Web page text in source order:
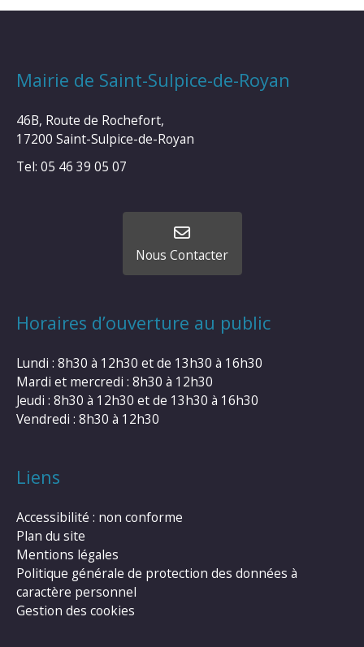
Mairie de Saint-Sulpice-de-Royan
46B, Route de Rochefort,
17200 Saint-Sulpice-de-Royan
Tel: 05 46 39 05 07
Nous Contacter
Horaires d’ouverture au public
Lundi : 8h30 à 12h30 et de 13h30 à 16h30
Mardi et mercredi : 8h30 à 12h30
Jeudi : 8h30 à 12h30 et de 13h30 à 16h30
Vendredi : 8h30 à 12h30
Liens
Accessibilité : non conforme
Plan du site
Mentions légales
Politique générale de protection des données à
caractère personnel
Gestion des cookies